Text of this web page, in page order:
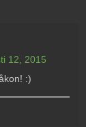
12, 2015
:)